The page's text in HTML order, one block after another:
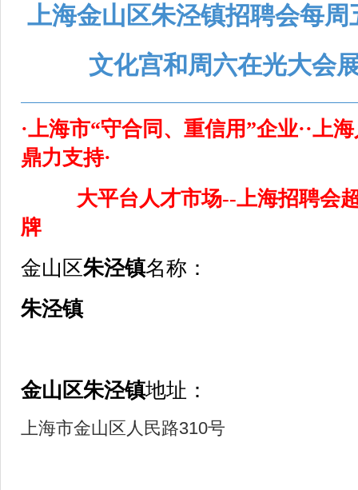
上海金山区朱泾镇招聘会每
文化宫和周六在光大会
·上海市“守合同、重信用”企业··上
鼎力支持·
大平台人才市场--上海招聘会
牌
金山区朱泾镇名称：
朱泾镇
金山区朱泾镇地址：
上海市金山区人民路310号